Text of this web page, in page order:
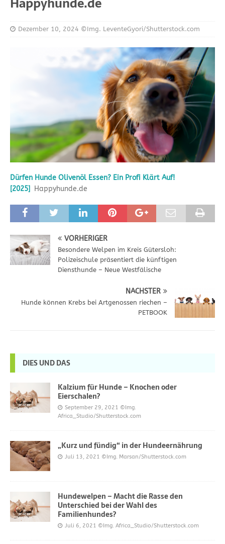
Dezember 10, 2024 ©Img. LeventeGyori/Shutterstock.com
Dürfen Hunde Olivenöl Essen? Ein Profi Klärt Auf!
[2025]
Happyhunde.de
VORHERIGER
Besondere Welpen im Kreis Gütersloh:
Polizeischule präsentiert die künftigen
Diensthunde – Neue Westfälische
NÄCHSTER
Hunde können Krebs bei Artgenossen riechen –
PETBOOK
DIES UND DAS
Kalzium für Hunde – Knochen oder
Eierschalen?
September 29, 2021 ©Img.
Africa_Studio/Shutterstock.com
„Kurz und fündig“ in der Hundeernährung
Juli 13, 2021 ©Img. Marsan/Shutterstock.com
Hundewelpen – Macht die Rasse den
Unterschied bei der Wahl des
Familienhundes?
Juli 6, 2021 ©Img. Africa_Studio/Shutterstock.com